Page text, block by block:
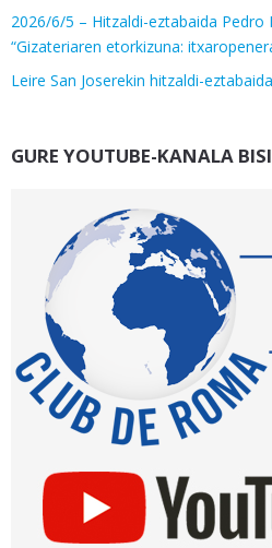
2026/6/5 – Hitzaldi-eztabaida Pedro
“Gizateriaren etorkizuna:
Leire San Joserekin hitzaldi-
GURE YOUTUBE-KANALA